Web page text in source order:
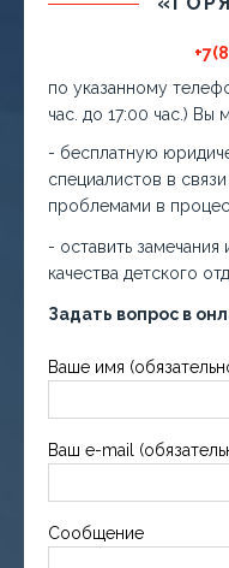
по указанному
час. до 17:00 час.) Вы
- бесплатную
специалистов в
проблемами в
- оставить
качества детского
Задать вопрос в
Ваше имя
Ваш e-mail
Сообщение